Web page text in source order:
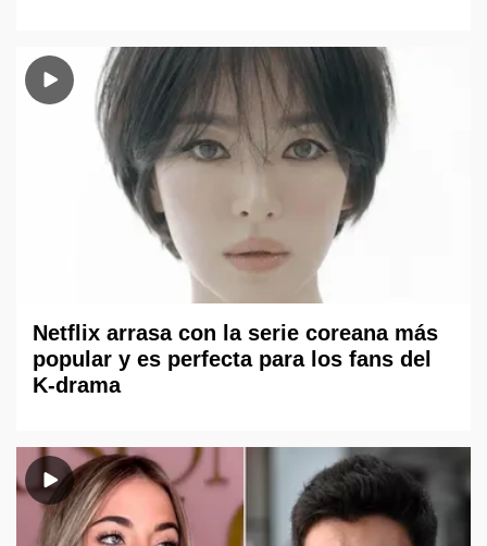
Netflix arrasa con la serie coreana más
popular y es perfecta para los fans del
K-drama